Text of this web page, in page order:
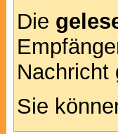
Die
Nachricht
Sie